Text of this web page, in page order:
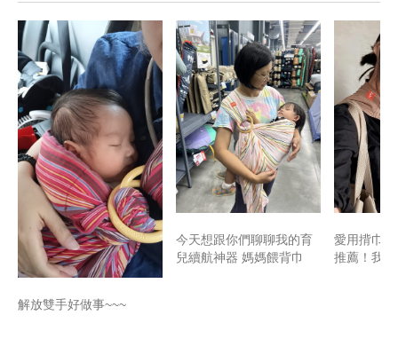
解放雙手好做事~~~
​​​今天想跟你們聊聊我的育
兒續航神器 ​媽媽餵背巾
愛用揹巾
推薦！我